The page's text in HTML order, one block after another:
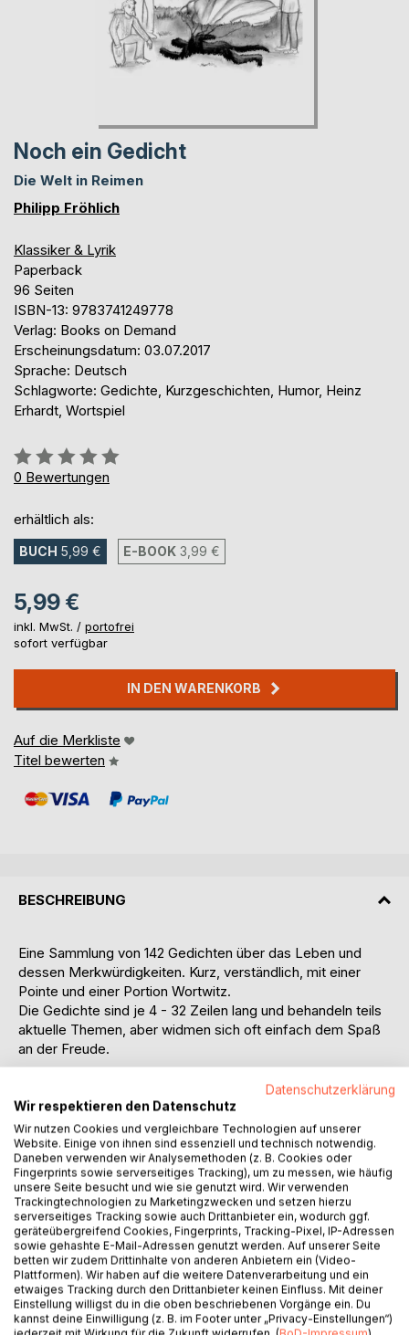
Noch ein Gedicht
Die Welt in Reimen
Philipp Fröhlich
Klassiker & Lyrik
Paperback
96 Seiten
ISBN-13: 9783741249778
Verlag: Books on Demand
Erscheinungsdatum: 03.07.2017
Sprache: Deutsch
Schlagworte: Gedichte, Kurzgeschichten, Humor, Heinz
Erhardt, Wortspiel
Bewertung::
0%
0 Bewertungen
erhältlich als:
BUCH 5,99 € E-BOOK 3,99 €
5,99 €
inkl. MwSt. / portofrei
sofort verfügbar
IN DEN WARENKORB
Auf die Merkliste
Titel bewerten
BESCHREIBUNG
Eine Sammlung von 142 Gedichten über das Leben und
dessen Merkwürdigkeiten. Kurz, verständlich, mit einer
Pointe und einer Portion Wortwitz.
Die Gedichte sind je 4 - 32 Zeilen lang und behandeln teils
aktuelle Themen, aber widmen sich oft einfach dem Spaß
an der Freude.
Geschwindigkeit
Das neueste PC Modell
ist nur am Anfang rasend schnell.
Oft läuft er schon nach kurzer Zeit
nur noch mit Schrittgeschwindigkeit.
Einst installierte ohne Plan
ich ein Beschleunigungsprogramm,
was ich im Netz herunterlud,
nur war das leider nicht sehr klug.
Er läuft noch lahmer und ist laut -
Datenschutzerklärung
Wir respektieren den Datenschutz
Wir nutzen Cookies und vergleichbare Technologien auf unserer
Website. Einige von ihnen sind essenziell und technisch notwendig.
Daneben verwenden wir Analysemethoden (z. B. Cookies oder
Fingerprints sowie serverseitiges Tracking), um zu messen, wie häufig
unsere Seite besucht und wie sie genutzt wird. Wir verwenden
Trackingtechnologien zu Marketingzwecken und setzen hierzu
serverseitiges Tracking sowie auch Drittanbieter ein, wodurch ggf.
geräteübergreifend Cookies, Fingerprints, Tracking-Pixel, IP-Adressen
sowie gehashte E-Mail-Adressen genutzt werden. Auf unserer Seite
betten wir zudem Drittinhalte von anderen Anbietern ein (Video-
Plattformen). Wir haben auf die weitere Datenverarbeitung und ein
etwaiges Tracking durch den Drittanbieter keinen Einfluss. Mit deiner
Einstellung willigst du in die oben beschriebenen Vorgänge ein. Du
kannst deine Einwilligung (z. B. im Footer unter „Privacy-Einstellungen“)